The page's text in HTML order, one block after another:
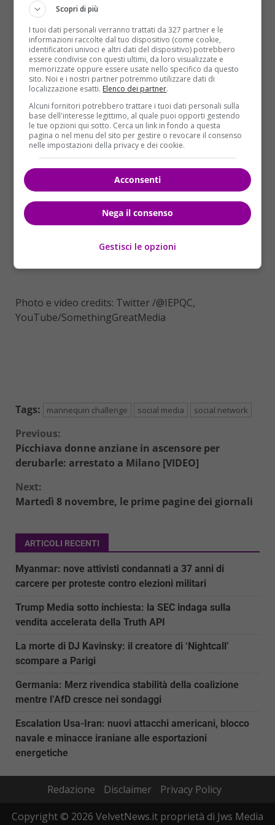
come se istantaneamente tutto si fermasse…E le
persone non fossero che manichini immobili. Un pò
come “un due tre stella!” riveduto e corretto per l’era
social. Dalla sfilata sul red carpet a una sessione di
allenamento di nuoto: sono ormai centinaia i video
sul web per un sempre più raffinato “Mannequin
challenge”.
Photo e video credits: Twitter /@IEPQC,
YouTube/SomethingGreatMedia
Tags: mannequin challenge social media social network
Continue
Reading
Previous:
Picchiava donne anziane in ascensore per
derubarle: arrestato a Milano [VIDEO]
Next:
Martedì 8 novembre, le prime pagine dei giornali
ARTICOLI RECENTI
Myanmar: nove attivisti condannati a 37 anni di
carcere per proteste contro elezioni militari
Trump Media sotto inchiesta: la SEC indaga sulla
vendita accelerata della Truth API
La morte di DJ Kavinsky: il creatore di ‘Nightcall’
scompare a Parigi
Germania: Merz rivendica stabilità della coalizione
mentre l’AfD cresce nei sondaggi
Escalation Usa-Iran: nuovi attacchi americani, blocco
navale e minacce iraniane alle esportazioni
energetiche
Redazione Disclaimer
Privacy Policy
Copyright © 2026 VelvetNews.it proprietà di Jws Media
Scopri di più
I tuoi dati personali verranno trattati da 327 partner e le
informazioni raccolte dal tuo dispositivo (come cookie,
identificatori univoci e altri dati del dispositivo) potrebbero
essere condivise con questi ultimi, da loro visualizzate e
memorizzate oppure essere usate nello specifico da questo
sito. Noi e i nostri partner potremmo utilizzare dati di
localizzazione esatti. Elenco dei partner.
Alcuni fornitori potrebbero trattare i tuoi dati personali sulla
base dell'interesse legittimo, al quale puoi opporti gestendo
le tue opzioni qui sotto. Cerca un link in fondo a questa
pagina o nel menu del sito per gestire o revocare il consenso
nelle impostazioni della privacy e dei cookie.
Acconsenti
Nega il consenso
Gestisci le opzioni